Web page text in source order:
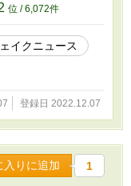
位 / 6,072件
イクニュース
登録日 2022.12.07
入りに追加 1